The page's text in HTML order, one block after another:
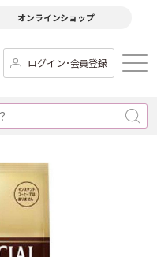
オンラインショップ
ログイン･会員登録